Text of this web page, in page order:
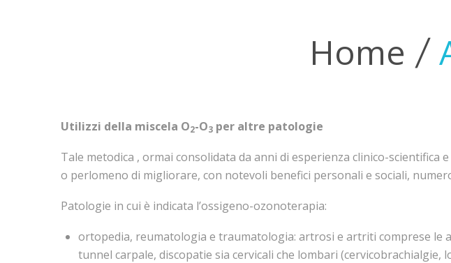
Home
Utilizzi della miscela O2-O3 per altre patologie
Tale metodica , ormai consolidata da anni di esperienza clinico-
o perlomeno di migliorare, con notevoli benefici personali e sociali,
Patologie in cui è indicata l’ossigeno-ozonoterapia:
ortopedia, reumatologia e traumatologia: artrosi e artriti comprese
tunnel carpale, discopatie sia cervicali che lombari (cervicobrachialgie,